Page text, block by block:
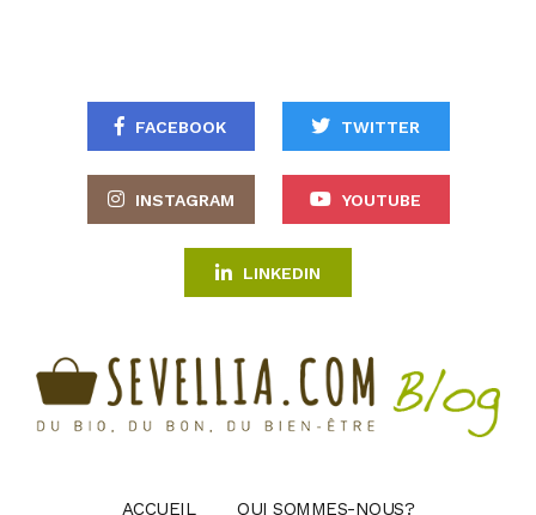
FACEBOOK TWITTER
INSTAGRAM YOUTUBE
LINKEDIN
ACCUEIL QUI SOMMES-NOUS?